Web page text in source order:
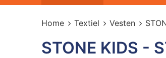
Home Textiel Vesten
STONE KIDS -